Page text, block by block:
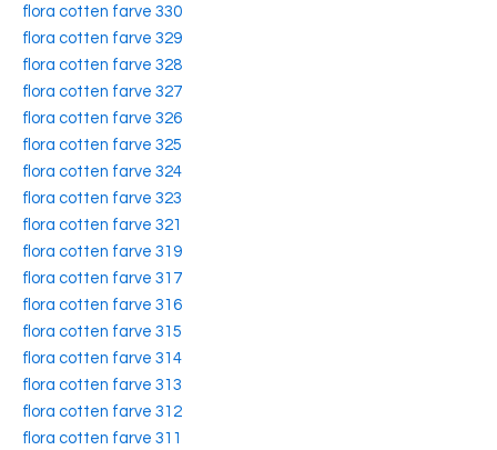
flora cotten farve 330
flora cotten farve 329
flora cotten farve 328
flora cotten farve 327
flora cotten farve 326
flora cotten farve 325
flora cotten farve 324
flora cotten farve 323
flora cotten farve 321
flora cotten farve 319
flora cotten farve 317
flora cotten farve 316
flora cotten farve 315
flora cotten farve 314
flora cotten farve 313
flora cotten farve 312
flora cotten farve 311